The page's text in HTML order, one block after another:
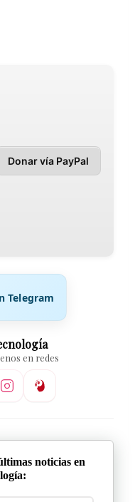
Donar vía PayPal
Telegram
en redes
noticias en